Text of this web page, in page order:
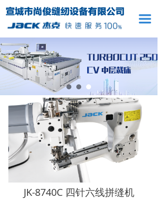
끀
JK-8740C 四针六线拼缝机